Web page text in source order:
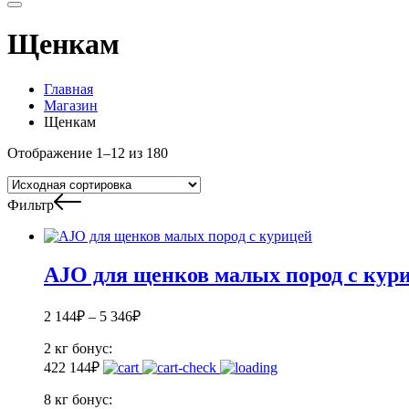
Щенкам
Главная
Магазин
Щенкам
Отображение 1–12 из 180
Фильтр
AJO для щенков малых пород с
2 144₽ – 5 346₽
2 кг бонус:
422 144₽
8 кг бонус: